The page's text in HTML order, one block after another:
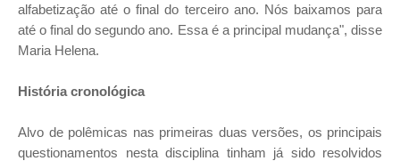
alfabetização até o final do terceiro ano. Nós baixamos para
até o final do segundo ano. Essa é a principal mudança", disse
Maria Helena.
História cronológica
Alvo de polêmicas nas primeiras duas versões, os principais
questionamentos nesta disciplina tinham já sido resolvidos